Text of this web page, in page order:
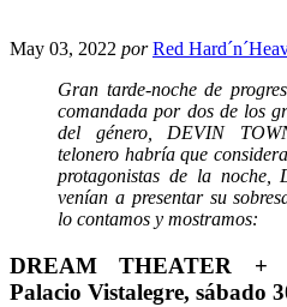
May 03, 2022 por Red
Gran tarde-noche de
comandada por dos de los
del género, DEVIN
telonero habría que
protagonistas de la noche,
venían a presentar su
lo contamos y mostramos:
DREAM THEATER +
Palacio Vistalegre, sábado